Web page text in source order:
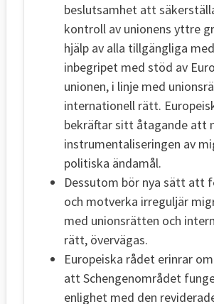
beslutsamhet att
kontroll av unionens yttre
hjälp av alla tillgängliga
inbegripet med stöd av
unionen, i linje med
internationell rätt.
bekräftar sitt åtagande att
instrumentaliseringen av
politiska ändamål.
Dessutom bör nya sätt att
och motverka irreguljär
med unionsrätten och
rätt, övervägas.
Europeiska rådet erinrar
att Schengenområdet
enlighet med den